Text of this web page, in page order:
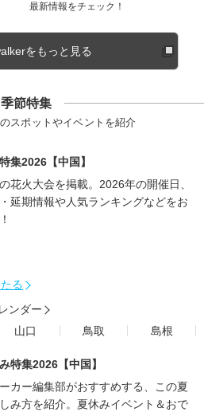
最新情報をチェック！
をもっと見る
季節特集
スポットやイベントを紹介
集2026【中国】
花火大会を掲載。2026年の開催日、
延期情報や人気ランキングなどをお
る
ンダー
山口 鳥取 島根
特集2026【中国】
カー編集部がおすすめする、この夏
み方を紹介。夏休みイベント＆おで